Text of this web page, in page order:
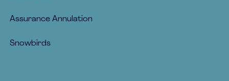
Assurance Annulation
Snowbirds